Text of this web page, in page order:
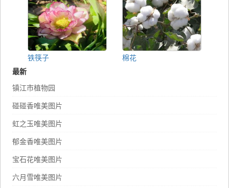
铁筷子
棉花
最新
镇江市植物园
碰碰香唯美图片
虹之玉唯美图片
郁金香唯美图片
宝石花唯美图片
六月雪唯美图片